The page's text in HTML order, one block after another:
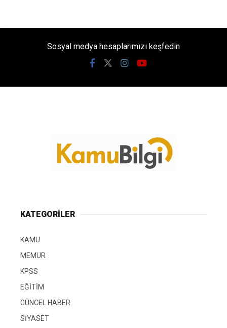
Sosyal medya hesaplarımızı keşfedin
KATEGORİLER
KAMU
MEMUR
KPSS
EĞİTİM
GÜNCEL HABER
SİYASET